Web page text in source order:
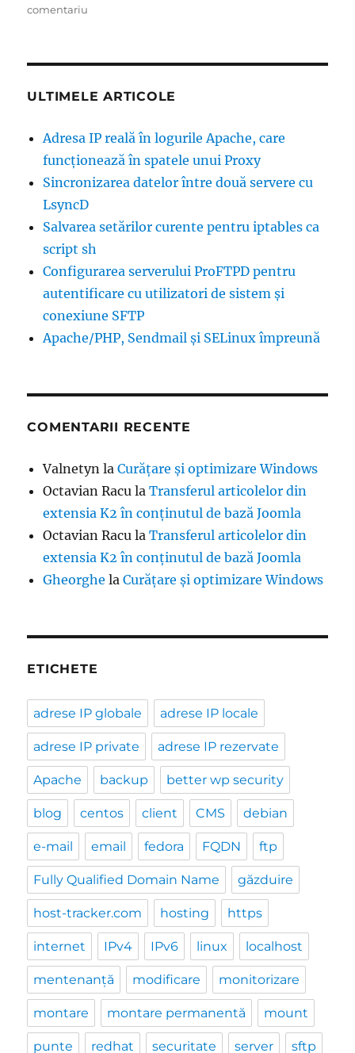
comentariu
postfix
ULTIMELE ARTICOLE
Adresa IP reală în logurile Apache, care
funcţionează în spatele unui Proxy
Sincronizarea datelor între două servere cu
LsyncD
Salvarea setărilor curente pentru iptables ca
script sh
Configurarea serverului ProFTPD pentru
autentificare cu utilizatori de sistem şi
conexiune SFTP
Apache/PHP, Sendmail și SELinux împreună
COMENTARII RECENTE
Valnetyn laCurățare și optimizare Windows
Octavian Racu laTransferul articolelor din
extensia K2 în conținutul de bază Joomla
Octavian Racu laTransferul articolelor din
extensia K2 în conținutul de bază Joomla
Gheorghe laCurățare și optimizare Windows
ETICHETE
adrese IP globale adrese IP locale
adrese IP private adrese IP rezervate
Apache backup better wp security
blog centos client CMS debian
e-mail email fedora FQDN ftp
Fully Qualified Domain Name găzduire
host-tracker.com hosting https
internet IPv4 IPv6 linux localhost
mentenanță modificare monitorizare
montare montare permanentă mount
punte redhat securitate server sftp